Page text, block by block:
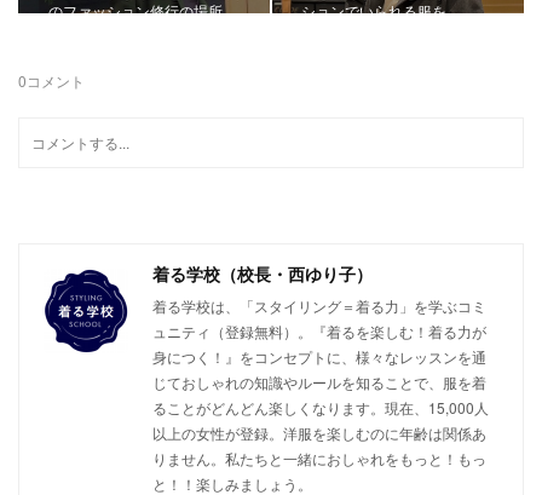
のファッション修行の場所
ションでいられる服を
0コメント
着る学校（校長・西ゆり子）
着る学校は、「スタイリング＝着る力」を学ぶコミ
ュニティ（登録無料）。『着るを楽しむ！着る力が
身につく！』をコンセプトに、様々なレッスンを通
じておしゃれの知識やルールを知ることで、服を着
ることがどんどん楽しくなります。現在、15,000人
以上の女性が登録。洋服を楽しむのに年齢は関係あ
りません。私たちと一緒におしゃれをもっと！もっ
と！！楽しみましょう。